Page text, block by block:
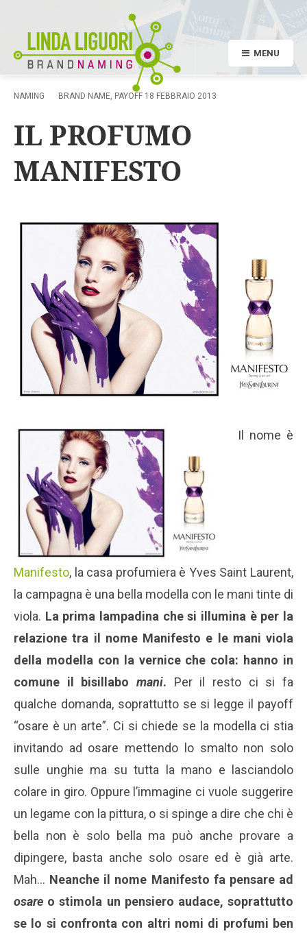
MENU
NAMING BRAND NAME, PAYOFF 18 FEBBRAIO 2013
IL PROFUMO
MANIFESTO
Il nome è
Manifesto, la casa profumiera è Yves Saint Laurent,
la campagna è una bella modella con le mani tinte di
viola. La prima lampadina che si illumina è per la
relazione tra il nome Manifesto e le mani viola
della modella con la vernice che cola: hanno in
comune il bisillabo mani. Per il resto ci si fa
qualche domanda, soprattutto se si legge il payoff
“osare è un arte”. Ci si chiede se la modella ci stia
invitando ad osare mettendo lo smalto non solo
sulle unghie ma su tutta la mano e lasciandolo
colare in giro. Oppure l’immagine ci vuole suggerire
un legame con la pittura, o si spinge a dire che chi è
bella non è solo bella ma può anche provare a
dipingere, basta anche solo osare ed è già arte.
Mah… Neanche il nome Manifesto fa pensare ad
osare o stimola un pensiero audace, soprattutto
se lo si confronta con altri nomi di profumi ben